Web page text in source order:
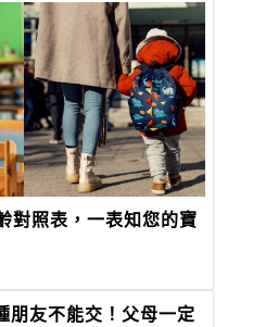
對照表，一表知您的寶
朋友不能交！父母一定